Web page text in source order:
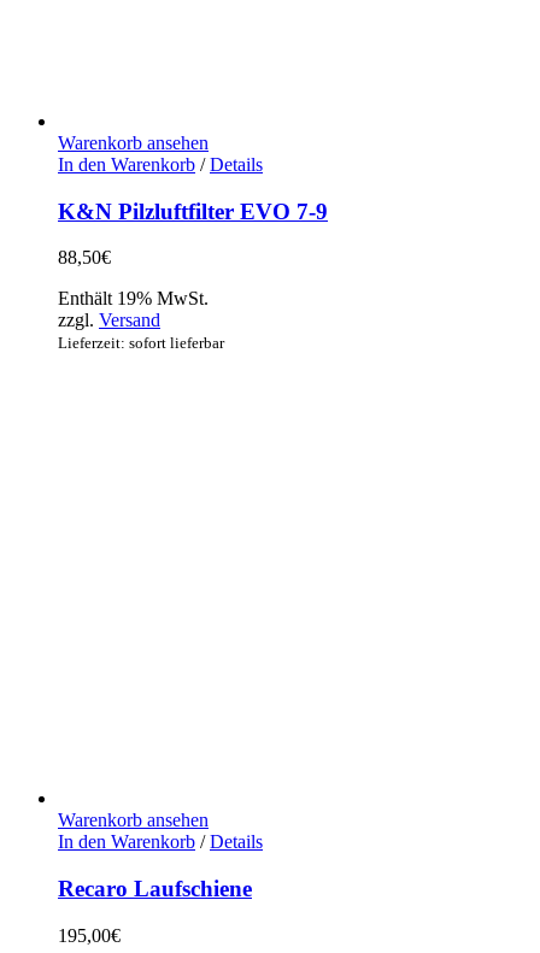
Warenkorb ansehen
In den Warenkorb / Details
K&N Pilzluftfilter EVO 7-9
88,50€
Enthält 19% MwSt.
zzgl. Versand
Lieferzeit: sofort lieferbar
Warenkorb ansehen
In den Warenkorb / Details
Recaro Laufschiene
195,00€